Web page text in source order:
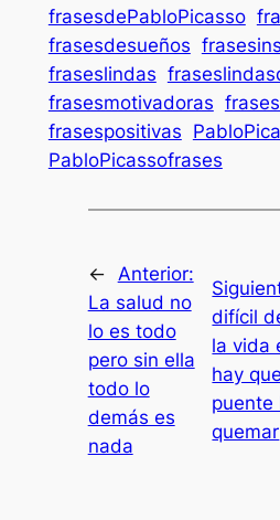
frasesdePabloPicasso
frasesdesueños
fraseslindas
frasesmotivadoras
frasespositivas
PabloPicassofrases
← Anterior:
La salud no
lo es todo
pero sin ella
todo lo
demás es
nada
difícil
la vida
hay
puente
quemar